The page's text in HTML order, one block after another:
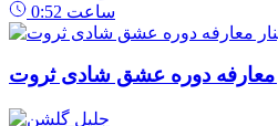
0:52 ساعت
معارفه دوره عشق شادی ثروت